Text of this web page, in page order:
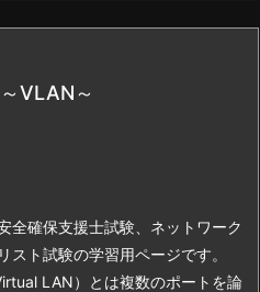
VLAN～
全確保支援士試験、ネットワーク
スト試験の学習用ページです。
LAN）とは複数のポートを論